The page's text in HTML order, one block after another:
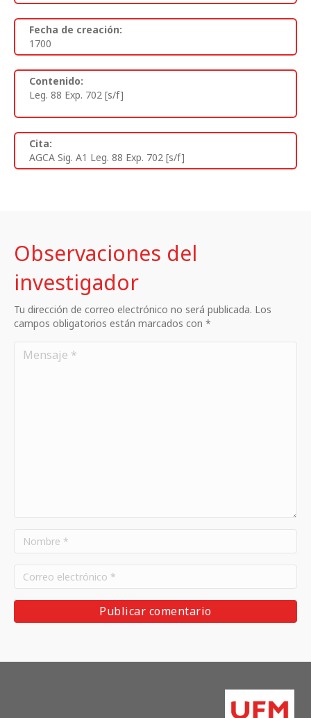
Fecha de creación:
1700
Contenido:
Leg. 88 Exp. 702 [s/f]
Cita:
AGCA Sig. A1 Leg. 88 Exp. 702 [s/f]
Observaciones del
investigador
Tu dirección de correo electrónico no será publicada. Los
campos obligatorios están marcados con *